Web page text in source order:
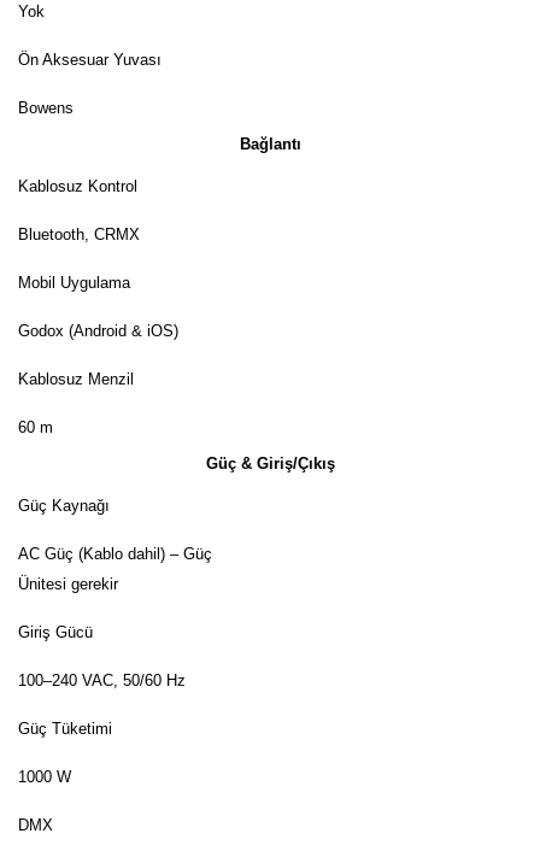
Yok
Ön Aksesuar Yuvası
Bowens
Bağlantı
Kablosuz Kontrol
Bluetooth, CRMX
Mobil Uygulama
Godox (Android & iOS)
Kablosuz Menzil
60 m
Güç & Giriş/Çıkış
Güç Kaynağı
AC Güç (Kablo dahil) – Güç
Ünitesi gerekir
Giriş Gücü
100–240 VAC, 50/60 Hz
Güç Tüketimi
1000 W
DMX